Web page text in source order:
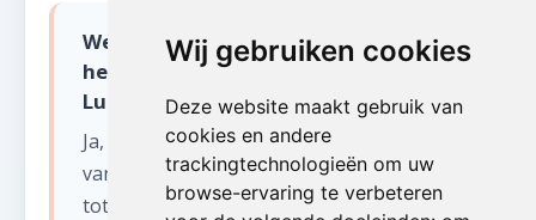
Wij gebruiken cookies
Deze website maakt gebruik van
cookies en andere
trackingtechnologieën om uw
browse-ervaring te verbeteren
Werken jullie ook in het
heuvelachtige deel van de provincie
Luik voor zolder opruimen?
Ja, wij zijn actief in heel de provincie Luik:
van het stedelijk gebied rond Luik-stad
tot de Ardennen met de valleien van de